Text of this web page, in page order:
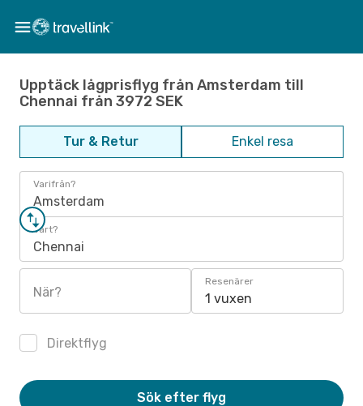
Upptäck lågprisflyg från Amsterdam till
Chennai från 3972 SEK
Tur & Retur Enkel resa
Varifrån?
Amsterdam
Vart?
Chennai
När?
Resenärer
1 vuxen
Direktflyg
Sök efter flyg